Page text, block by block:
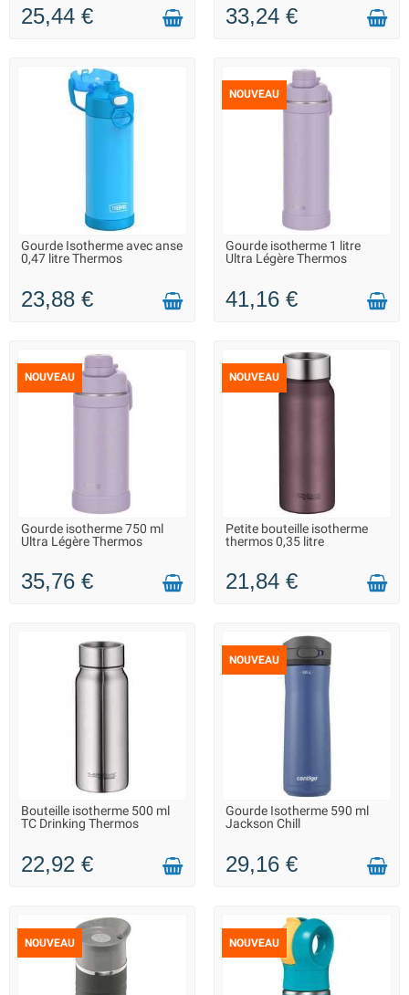
25,44 € 33,24 €
LIVRAISON 2 À 3 JOURS
Gourde Isotherme avec anse
0,47 litre Thermos
23,88 €
NOUVEAU
LIVRAISON 2 À 3 JOURS
Gourde isotherme 1 litre
Ultra Légère Thermos
41,16 €
NOUVEAU
LIVRAISON 2 À 3 JOURS
Gourde isotherme 750 ml
Ultra Légère Thermos
35,76 €
NOUVEAU
LIVRAISON 2 À 3 JOURS
Petite bouteille isotherme
thermos 0,35 litre
21,84 €
LIVRAISON 2 À 3 JOURS
Bouteille isotherme 500 ml
TC Drinking Thermos
22,92 €
NOUVEAU
LIVRAISON 2 À 3 JOURS
Gourde Isotherme 590 ml
Jackson Chill
29,16 €
NOUVEAU NOUVEAU